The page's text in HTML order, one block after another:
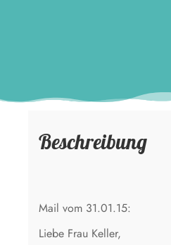
Beschreibung
Mail vom 31.01.15:
Liebe Frau Keller,